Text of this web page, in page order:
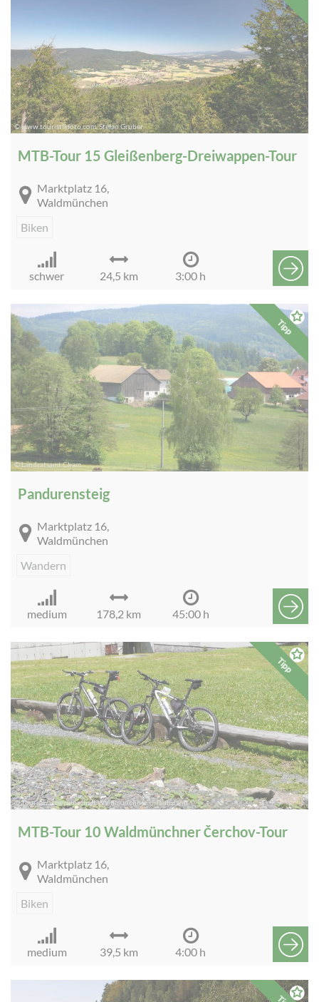
© www.touristikfoto.com, Stefan Gruber
MTB-Tour 15 Gleißenberg-Dreiwappen-Tour
Marktplatz 16,
Waldmünchen
Biken
schwer 24,5 km 3:00 h
Tipp
© Landratsamt Cham
Pandurensteig
Marktplatz 16,
Waldmünchen
Wandern
medium 178,2 km 45:00 h
Tipp
© Tourismusgemeinschaft Waldmünchner Urlaubsland
MTB-Tour 10 Waldmünchner Čerchov-Tour
Marktplatz 16,
Waldmünchen
Biken
medium 39,5 km 4:00 h